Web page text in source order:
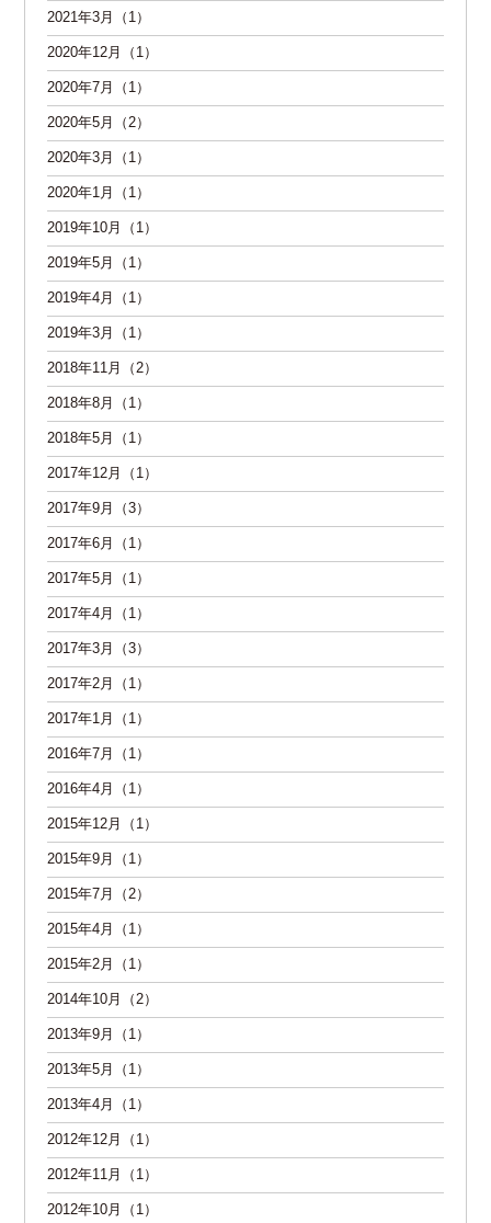
2021年3月（1）
2020年12月（1）
2020年7月（1）
2020年5月（2）
2020年3月（1）
2020年1月（1）
2019年10月（1）
2019年5月（1）
2019年4月（1）
2019年3月（1）
2018年11月（2）
2018年8月（1）
2018年5月（1）
2017年12月（1）
2017年9月（3）
2017年6月（1）
2017年5月（1）
2017年4月（1）
2017年3月（3）
2017年2月（1）
2017年1月（1）
2016年7月（1）
2016年4月（1）
2015年12月（1）
2015年9月（1）
2015年7月（2）
2015年4月（1）
2015年2月（1）
2014年10月（2）
2013年9月（1）
2013年5月（1）
2013年4月（1）
2012年12月（1）
2012年11月（1）
2012年10月（1）